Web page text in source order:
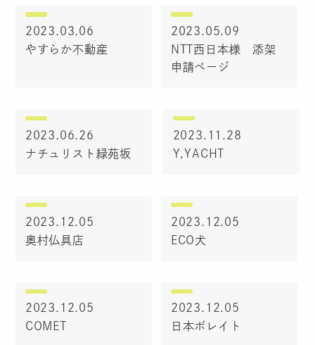
2023.03.06
やすらか不動産
2023.05.09
NTT西日本様 添架
申請ページ
2023.06.26
ナチュリスト緑苑坂
2023.11.28
Y,YACHT
2023.12.05
奥村仏具店
2023.12.05
ECO犬
2023.12.05
COMET
2023.12.05
日本ボレイト